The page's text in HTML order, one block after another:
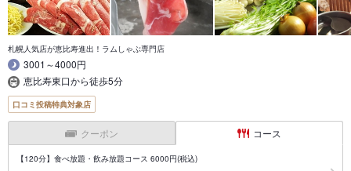
札幌人気店が恵比寿進出！ラムしゃぶ専門店
3001～4000円
恵比寿東口から徒歩5分
口コミ投稿特典対象店
クーポン コース
【120分】食べ放題・飲み放題コース 6000円(税込)